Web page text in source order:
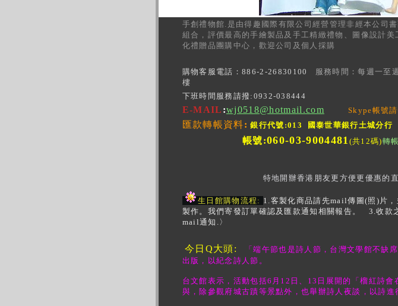
手創禮物館. 是由得趣國際有限公司經營管理非經本公司
組合，評價最高的手繪製品及手工精緻禮物、圖像設計美
化禮贈品團購中心，歡迎公司及個人採購
購物客服電話： 886-2-26830100 服務時間：每週一至
樓
下班時間服務請撥:0932-038444
E-MAIL :wj0518@hotmail.com Skype帳號
匯款轉帳資料: 銀行代號:013 國泰世華銀行土城分行
帳號:060-03-9004481 (共12碼)轉
特地開辦香港朋友更方便更優惠的
生日館購物流程: 1.客製化商品請先mail傳圖(照)片
製作。我們寄發訂單確認及匯款通知相關報告。 3.收
mail通知.〉
今日Q大頭:
「端午節也是詩人節，台灣文學館不缺
出版，以紀念詩人節。
台文館表示，活動包括6月12日、13日展開的「榴紅詩
與，除參觀府城古蹟等景點外，也舉辦詩人夜談，以詩進